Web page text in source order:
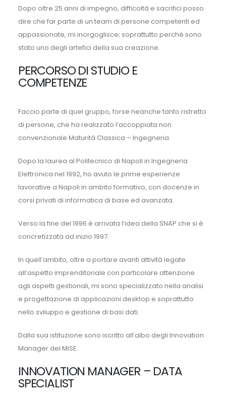
Dopo oltre 25 anni di impegno, difficoltà e sacrifici posso
dire che far parte di un team di persone competenti ed
appassionate, mi inorgoglisce; soprattutto perché sono
stato uno degli artefici della sua creazione.
PERCORSO DI STUDIO E
COMPETENZE
Faccio parte di quel gruppo, forse neanche tanto ristretto
di persone, che ha realizzato l’accoppiata non
convenzionale Maturità Classica – Ingegneria.
Dopo la laurea al Politecnico di Napoli in Ingegneria
Elettronica nel 1992, ho avuto le prime esperienze
lavorative a Napoli in ambito formativo, con docenze in
corsi privati di informatica di base ed avanzata.
Verso la fine del 1996 è arrivata l’idea della SNAP che si è
concretizzata ad inizio 1997.
In quell’ambito, oltre a portare avanti attività legate
all’aspetto imprenditoriale con particolare attenzione
agli aspetti gestionali, mi sono specializzato nella analisi
e progettazione di applicazioni desktop e soprattutto
nello sviluppo e gestione di basi dati.
Dalla sua istituzione sono iscritto all’albo degli Innovation
Manager del MiSE.
INNOVATION MANAGER – DATA
SPECIALIST